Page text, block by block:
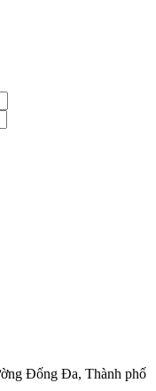
Đống Đa, Thành phố